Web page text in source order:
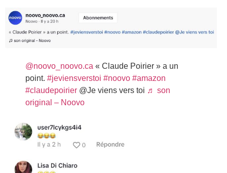
@noovo_noovo.ca « Claude Poirier » a un
point. #jeviensverstoi #noovo #amazon
#claudepoirier @Je viens vers toi ♬ son
original – Noovo